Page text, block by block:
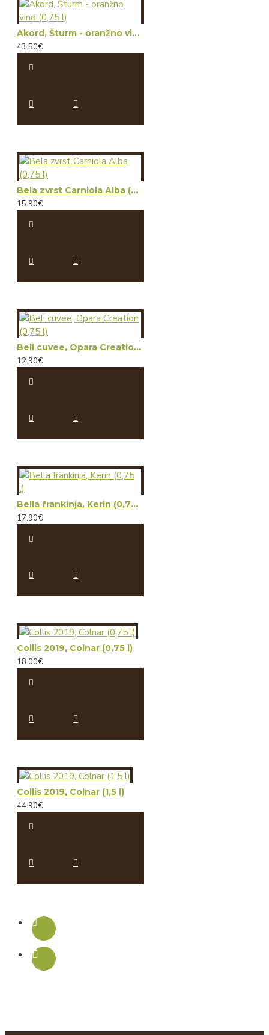
Akord, Šturm - oranžno vino (0,75 l)
43.50€
Bela zvrst Carniola Alba (0,75 l)
15.90€
Beli cuvee, Opara Creation (0,75 l)
12.90€
Bella frankinja, Kerin (0,75 l)
17.90€
Collis 2019, Colnar (0,75 l)
18.00€
Collis 2019, Colnar (1,5 l)
44.90€